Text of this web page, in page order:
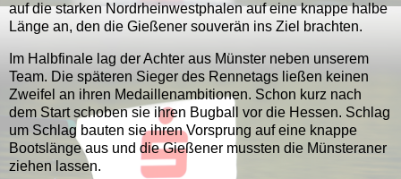
auf die starken Nordrheinwestphalen auf eine knappe halbe
Länge an, den die Gießener souverän ins Ziel brachten.
Im Halbfinale lag der Achter aus Münster neben unserem
Team. Die späteren Sieger des Rennetags ließen keinen
Zweifel an ihren Medaillenambitionen. Schon kurz nach
dem Start schoben sie ihren Bugball vor die Hessen. Schlag
um Schlag bauten sie ihren Vorsprung auf eine knappe
Bootslänge aus und die Gießener mussten die Münsteraner
ziehen lassen.